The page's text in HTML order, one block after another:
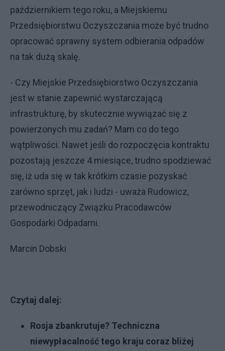
październikiem tego roku, a Miejskiemu
Przedsiębiorstwu Oczyszczania może być trudno
opracować sprawny system odbierania odpadów
na tak dużą skalę.
- Czy Miejskie Przedsiębiorstwo Oczyszczania
jest w stanie zapewnić wystarczającą
infrastrukturę, by skutecznie wywiązać się z
powierzonych mu zadań? Mam co do tego
wątpliwości. Nawet jeśli do rozpoczęcia kontraktu
pozostają jeszcze 4 miesiące, trudno spodziewać
się, iż uda się w tak krótkim czasie pozyskać
zarówno sprzęt, jak i ludzi - uważa Rudowicz,
przewodniczący Związku Pracodawców
Gospodarki Odpadami.
Marcin Dobski
Czytaj dalej:
Rosja zbankrutuje? Techniczna
niewypłacalność tego kraju coraz bliżej